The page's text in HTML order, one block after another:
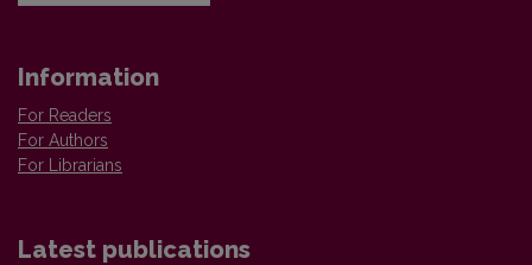
Information
For Readers
For Authors
For Librarians
Latest publications